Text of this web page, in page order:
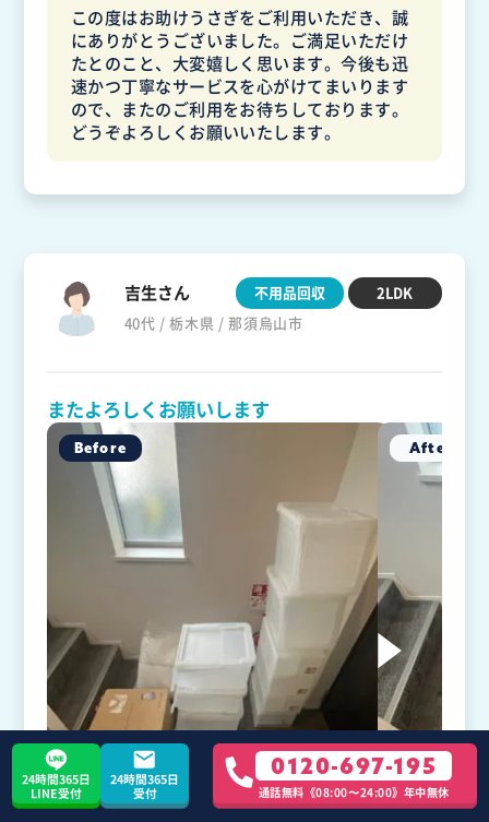
この度はお助けうさぎをご利用いただき、誠
にありがとうございました。ご満足いただけ
たとのこと、大変嬉しく思います。今後も迅
速かつ丁寧なサービスを心がけてまいります
ので、またのご利用をお待ちしております。
どうぞよろしくお願いいたします。
吉生さん
40代 / 栃木県 / 那須烏山市
不用品回収 2LDK
またよろしくお願いします
24時間365日
LINE受付
24時間365日
受付
0120-697-195
通話無料《08:00〜24:00》年中無休